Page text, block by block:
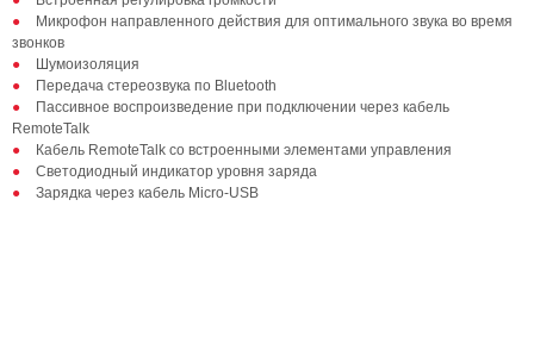
Микрофон направленного действия для оптимального звука во время
звонков
Шумоизоляция
Передача стереозвука по Bluetooth
Пассивное воспроизведение при подключении через кабель
RemoteTalk
Кабель RemoteTalk со встроенными элементами управления
Светодиодный индикатор уровня заряда
Зарядка через кабель Micro-USB